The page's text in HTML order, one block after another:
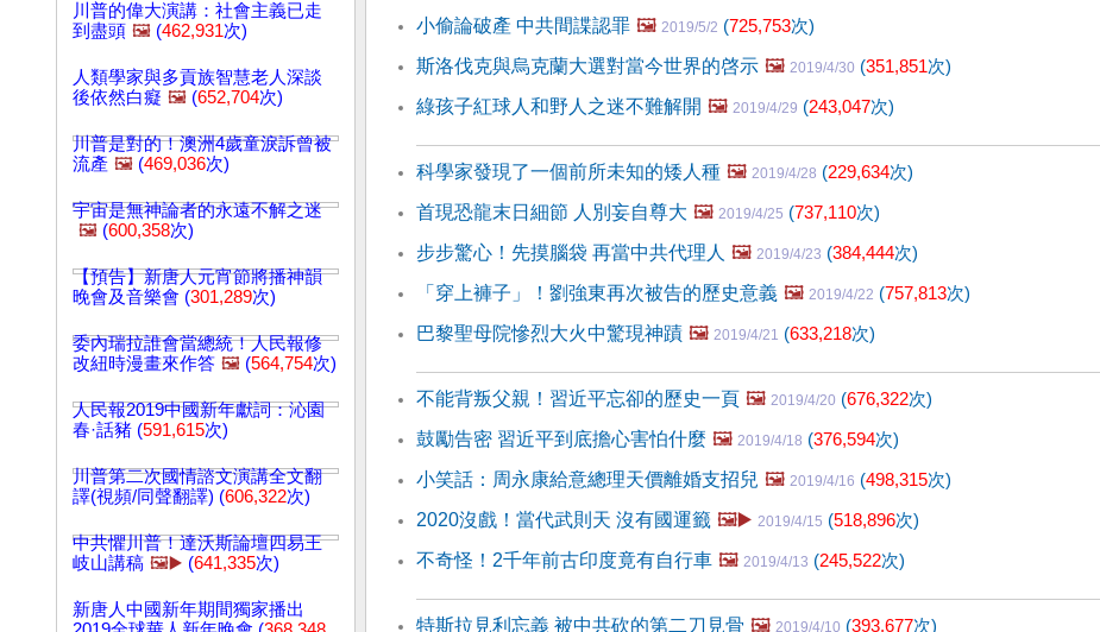
川普的偉大演講：社會主義已走
到盡頭 🖼️ (462,931次)
人類學家與多貢族智慧老人深談
後依然白癡 🖼️ (652,704次)
川普是對的！澳洲4歲童淚訴曾被
流產 🖼️ (469,036次)
宇宙是無神論者的永遠不解之迷
🖼️ (600,358次)
【預告】新唐人元宵節將播神韻
晚會及音樂會 (301,289次)
委內瑞拉誰會當總統！人民報修
改紐時漫畫來作答 🖼️ (564,754次)
人民報2019中國新年獻詞：沁園
春·話豬 (591,615次)
川普第二次國情諮文演講全文翻
譯(視頻/同聲翻譯) (606,322次)
中共懼川普！達沃斯論壇四易王
岐山講稿 🖼️▶️ (641,335次)
新唐人中國新年期間獨家播出
小偷論破產 中共間諜認罪 🖼️ 2019/5/2 (725,753次)
斯洛伐克與烏克蘭大選對當今世界的啓示 🖼️ 2019/4/30 (351,851次)
綠孩子紅球人和野人之迷不難解開 🖼️ 2019/4/29 (243,047次)
科學家發現了一個前所未知的矮人種 🖼️ 2019/4/28 (229,634次)
首現恐龍末日細節 人別妄自尊大 🖼️ 2019/4/25 (737,110次)
步步驚心！先摸腦袋 再當中共代理人 🖼️ 2019/4/23 (384,444次)
「穿上褲子」！劉強東再次被告的歷史意義 🖼️ 2019/4/22 (757,813次)
巴黎聖母院慘烈大火中驚現神蹟 🖼️ 2019/4/21 (633,218次)
不能背叛父親！習近平忘卻的歷史一頁 🖼️ 2019/4/20 (676,322次)
鼓勵告密 習近平到底擔心害怕什麼 🖼️ 2019/4/18 (376,594次)
小笑話：周永康給意總理天價離婚支招兒 🖼️ 2019/4/16 (498,315次)
2020沒戲！當代武則天 沒有國運籤 🖼️▶️ 2019/4/15 (518,896次)
不奇怪！2千年前古印度竟有自行車 🖼️ 2019/4/13 (245,522次)
特斯拉見利忘義 被中共砍的第二刀見骨 🖼️ 2019/4/10 (393,677次)